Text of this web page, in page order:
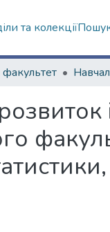
та колекції